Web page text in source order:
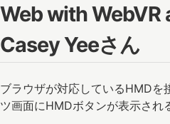
Web with
Casey Yeeさん
ブラウザが対応しているHMDを
ツ画面にHMDボタンが表示され